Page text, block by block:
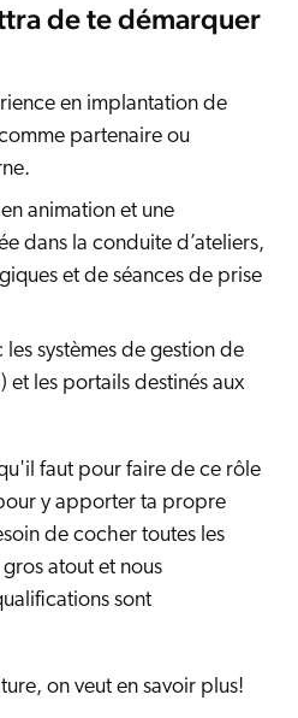
de te démarquer
en implantation de
partenaire ou
animation et une
dans la conduite d’ateliers,
et de séances de prise
systèmes de gestion de
et les portails destinés aux
faut pour faire de ce rôle
y apporter ta propre
de cocher toutes les
atout et nous
sont
on veut en savoir plus!